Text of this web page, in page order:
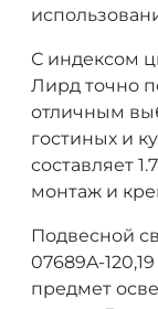
С индексом
Лирд точно
отличным
гостиных и
составляет
монтаж и
Подвесной
07689A-
предмет